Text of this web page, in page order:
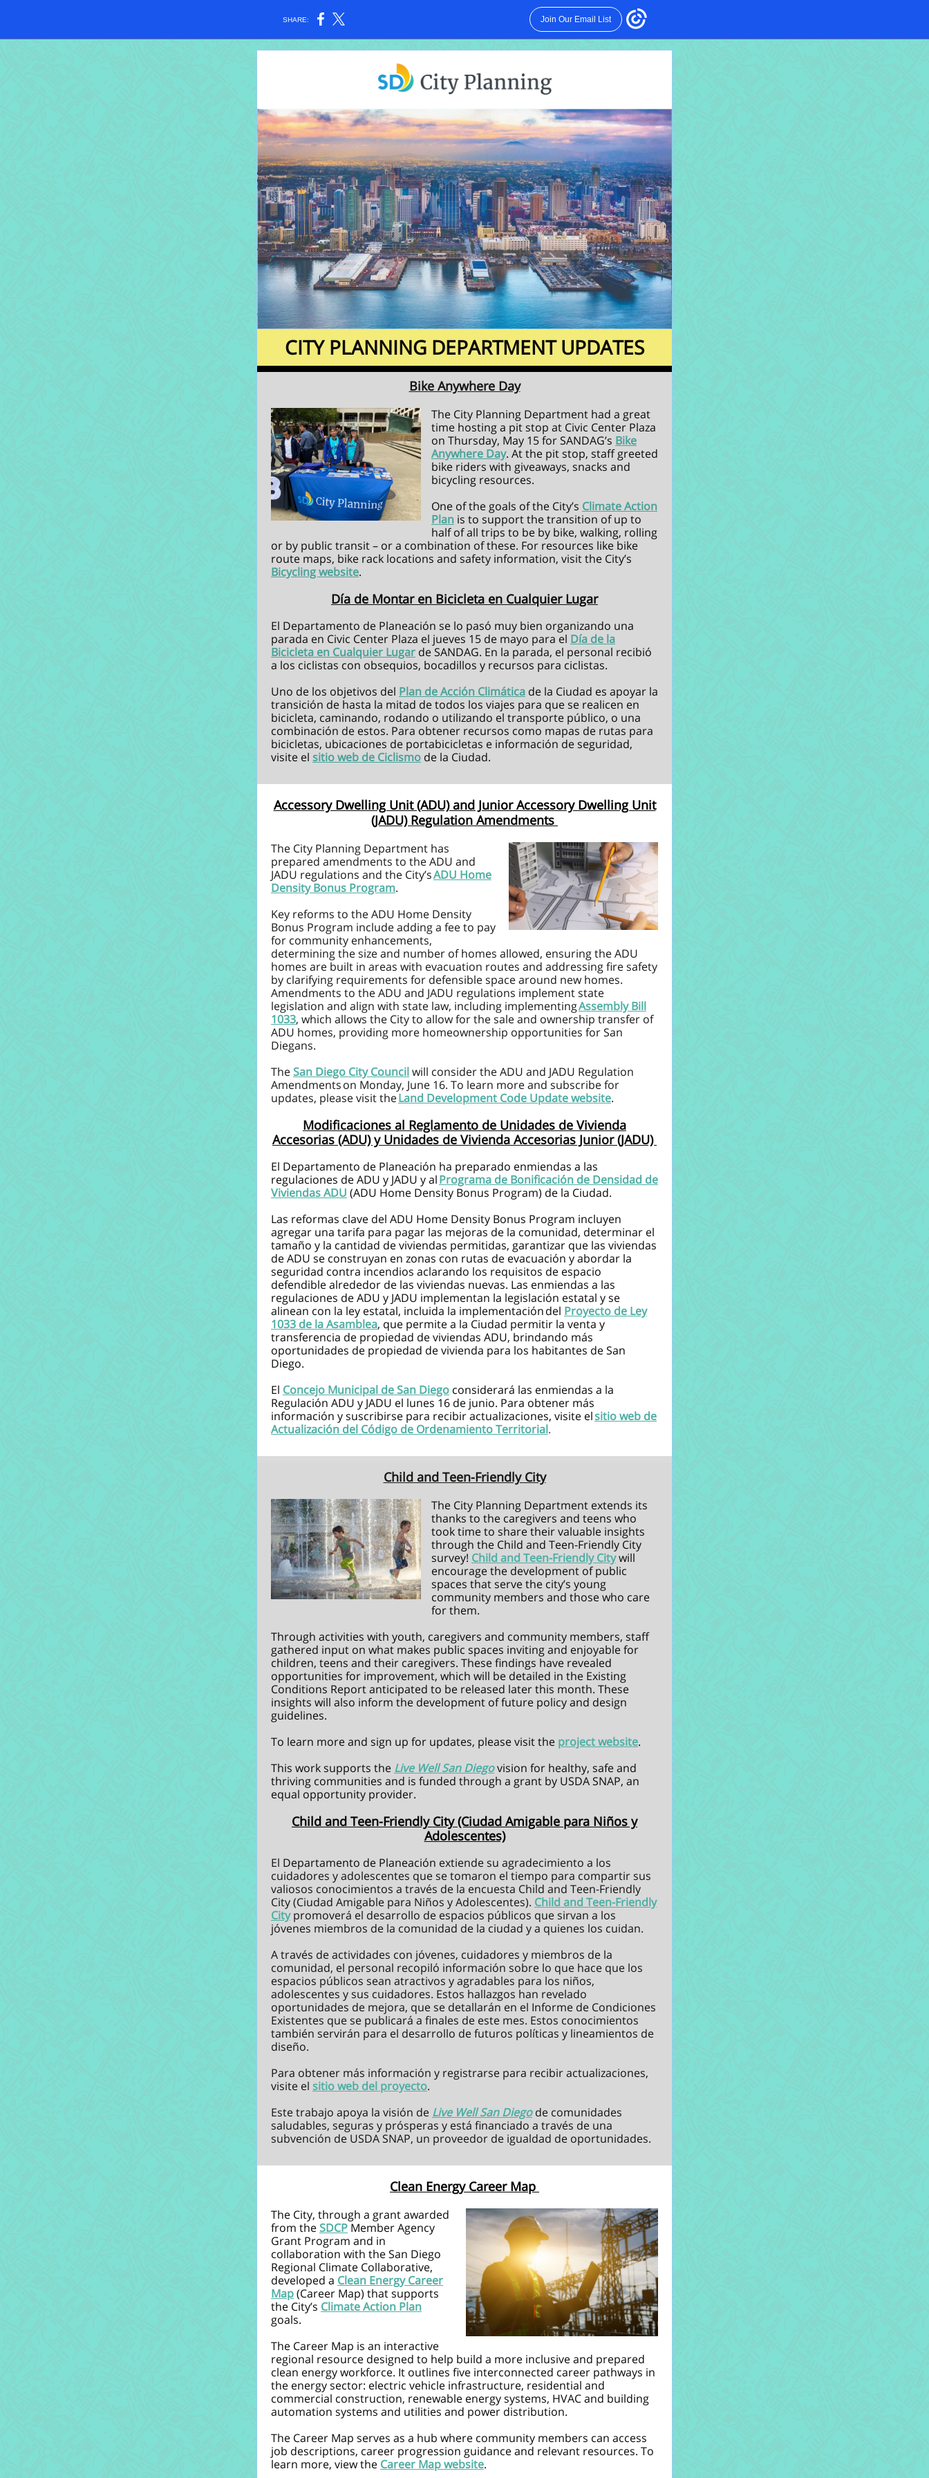
SHARE: Join Our Email List
CITY PLANNING DEPARTMENT UPDATES
Bike Anywhere Day
The City Planning Department had a great
time hosting a pit stop at Civic Center Plaza
on Thursday, May 15 for SANDAG’s Bike
Anywhere Day. At the pit stop, staff greeted
bike riders with giveaways, snacks and
bicycling resources.
One of the goals of the City’s Climate Action
Plan is to support the transition of up to
half of all trips to be by bike, walking, rolling
or by public transit – or a combination of these. For resources like bike
route maps, bike rack locations and safety information, visit the City’s
Bicycling website.
Día de Montar en Bicicleta en Cualquier Lugar
El Departamento de Planeación se lo pasó muy bien organizando una
parada en Civic Center Plaza el jueves 15 de mayo para el Día de la
Bicicleta en Cualquier Lugar de SANDAG. En la parada, el personal recibió
a los ciclistas con obsequios, bocadillos y recursos para ciclistas.
Uno de los objetivos del Plan de Acción Climática de la Ciudad es apoyar la
transición de hasta la mitad de todos los viajes para que se realicen en
bicicleta, caminando, rodando o utilizando el transporte público, o una
combinación de estos. Para obtener recursos como mapas de rutas para
bicicletas, ubicaciones de portabicicletas e información de seguridad,
visite el sitio web de Ciclismo de la Ciudad.
Accessory Dwelling Unit (ADU) and Junior Accessory Dwelling Unit
(JADU) Regulation Amendments
The City Planning Department has
prepared amendments to the ADU and
JADU regulations and the City’sADU Home
Density Bonus Program.
Key reforms to the ADU Home Density
Bonus Program include adding a fee to pay
for community enhancements,
determining the size and number of homes allowed, ensuring the ADU
homes are built in areas with evacuation routes and addressing fire safety
by clarifying requirements for defensible space around new homes.
Amendments to the ADU and JADU regulations implement state
legislation and align with state law, including implementingAssembly Bill
1033, which allows the City to allow for the sale and ownership transfer of
ADU homes, providing more homeownership opportunities for San
Diegans.
TheSan Diego City Councilwill consider the ADU and JADU Regulation
Amendments on Monday, June 16. To learn more and subscribe for
updates, please visit theLand Development Code Update website.
Modificaciones al Reglamento de Unidades de Vivienda
Accesorias (ADU) y Unidades de Vivienda Accesorias Junior (JADU)
El Departamento de Planeación ha preparado enmiendas a las
regulaciones de ADU y JADU y alPrograma de Bonificación de Densidad de
Viviendas ADU (ADU Home Density Bonus Program) de la Ciudad.
Las reformas clave del ADU Home Density Bonus Program incluyen
agregar una tarifa para pagar las mejoras de la comunidad, determinar el
tamaño y la cantidad de viviendas permitidas, garantizar que las viviendas
de ADU se construyan en zonas con rutas de evacuación y abordar la
seguridad contra incendios aclarando los requisitos de espacio
defendible alrededor de las viviendas nuevas. Las enmiendas a las
regulaciones de ADU y JADU implementan la legislación estatal y se
alinean con la ley estatal, incluida la implementación del Proyecto de Ley
1033 de la Asamblea, que permite a la Ciudad permitir la venta y
transferencia de propiedad de viviendas ADU, brindando más
oportunidades de propiedad de vivienda para los habitantes de San
Diego.
El Concejo Municipal de San Diego considerará las enmiendas a la
Regulación ADU y JADU el lunes 16 de junio. Para obtener más
información y suscribirse para recibir actualizaciones, visite elsitio web de
Actualización del Código de Ordenamiento Territorial.
Child and Teen-Friendly City
The City Planning Department extends its
thanks to the caregivers and teens who
took time to share their valuable insights
through the Child and Teen-Friendly City
survey! Child and Teen-Friendly Citywill
encourage the development of public
spaces that serve the city’s young
community members and those who care
for them.
Through activities with youth, caregivers and community members, staff
gathered input on what makes public spaces inviting and enjoyable for
children, teens and their caregivers. These findings have revealed
opportunities for improvement, which will be detailed in the Existing
Conditions Report anticipated to be released later this month. These
insights will also inform the development of future policy and design
guidelines.
To learn more and sign up for updates, please visit the project website.
This work supports the Live Well San Diegovision for healthy, safe and
thriving communities and is funded through a grant by USDA SNAP, an
equal opportunity provider.
Child and Teen-Friendly City (Ciudad Amigable para Niños y
Adolescentes)
El Departamento de Planeación extiende su agradecimiento a los
cuidadores y adolescentes que se tomaron el tiempo para compartir sus
valiosos conocimientos a través de la encuesta Child and Teen-Friendly
City (Ciudad Amigable para Niños y Adolescentes). Child and Teen-Friendly
Citypromoverá el desarrollo de espacios públicos que sirvan a los
jóvenes miembros de la comunidad de la ciudad y a quienes los cuidan.
A través de actividades con jóvenes, cuidadores y miembros de la
comunidad, el personal recopiló información sobre lo que hace que los
espacios públicos sean atractivos y agradables para los niños,
adolescentes y sus cuidadores. Estos hallazgos han revelado
oportunidades de mejora, que se detallarán en el Informe de Condiciones
Existentes que se publicará a finales de este mes. Estos conocimientos
también servirán para el desarrollo de futuros políticas y lineamientos de
diseño.
Para obtener más información y registrarse para recibir actualizaciones,
visite el sitio web del proyecto.
Este trabajo apoya la visión de Live Well San Diegode comunidades
saludables, seguras y prósperas y está financiado a través de una
subvención de USDA SNAP, un proveedor de igualdad de oportunidades.
Clean Energy Career Map
The City, through a grant awarded
from theSDCP Member Agency
Grant Program and in
collaboration with the San Diego
Regional Climate Collaborative,
developed a Clean Energy Career
Map(Career Map) that supports
the City’s Climate Action Plan
goals.
The Career Map is an interactive
regional resource designed to help build a more inclusive and prepared
clean energy workforce. It outlines five interconnected career pathways in
the energy sector: electric vehicle infrastructure, residential and
commercial construction, renewable energy systems, HVAC and building
automation systems and utilities and power distribution.
The Career Map serves as a hub where community members can access
job descriptions, career progression guidance and relevant resources. To
learn more, view the Career Map website.